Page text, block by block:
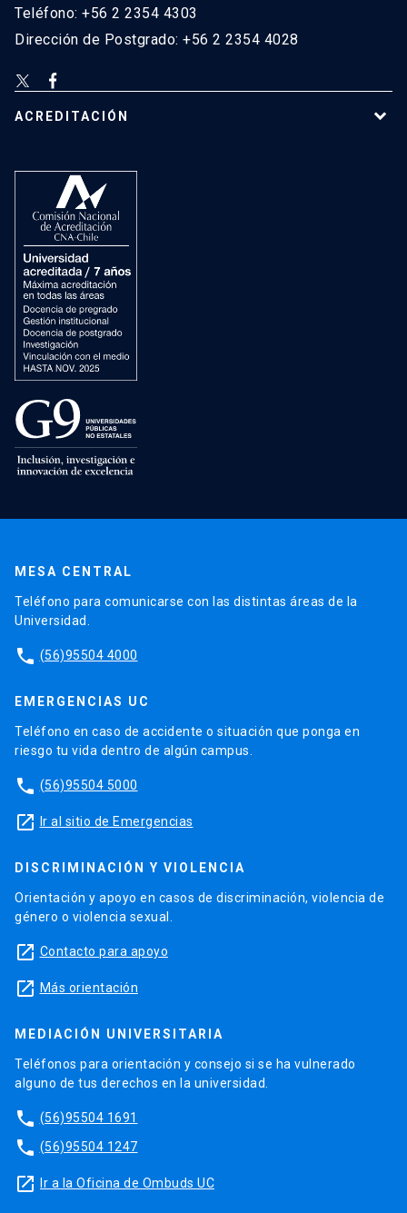
Teléfono: +56 2 2354 4303
Dirección de Postgrado: +56 2 2354 4028
ACREDITACIÓN
MESA CENTRAL
Teléfono para comunicarse con las distintas áreas de la
Universidad.
phone (56)95504 4000
EMERGENCIAS UC
Teléfono en caso de accidente o situación que ponga en
riesgo tu vida dentro de algún campus.
phone (56)95504 5000
launch Ir al sitio de Emergencias
DISCRIMINACIÓN Y VIOLENCIA
Orientación y apoyo en casos de discriminación, violencia de
género o violencia sexual.
launch Contacto para apoyo
launch Más orientación
MEDIACIÓN UNIVERSITARIA
Teléfonos para orientación y consejo si se ha vulnerado
alguno de tus derechos en la universidad.
phone (56)95504 1691
phone (56)95504 1247
launch Ir a la Oficina de Ombuds UC